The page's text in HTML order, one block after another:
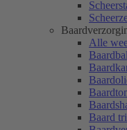
Alle
Baard